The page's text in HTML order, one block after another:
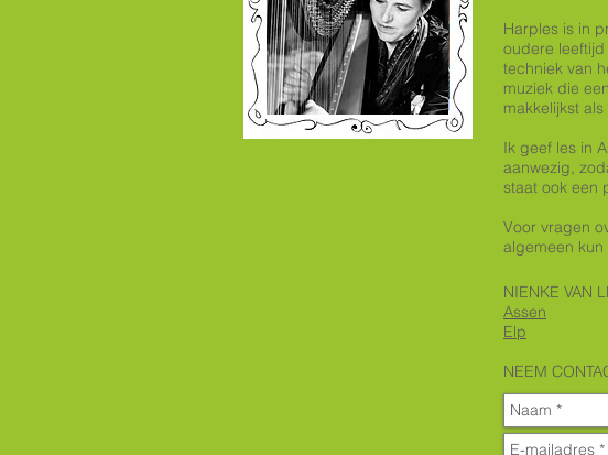
Harples is in
oudere
techniek van
muziek die
makkelijkst
Ik geef les in
aanwezig,
staat ook een
Voor vragen
algemeen
NIENKE VAN
Assen
Elp
NEEM